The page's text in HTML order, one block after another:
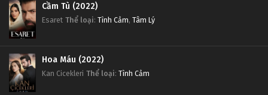
Cầm Tù (2022)
Esaret Thể loại: Tình Cảm, Tâm Lý
Hoa Máu (2022)
Kan Cicekleri Thể loại: Tình Cảm